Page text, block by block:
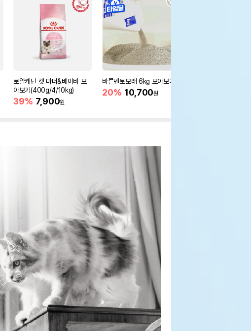
로얄캐닌 캣 마더&베이비 모
아보기(400g/4/10kg)
39% 7,900원
바른벤토모래 6kg 모아보기
20% 10,700원